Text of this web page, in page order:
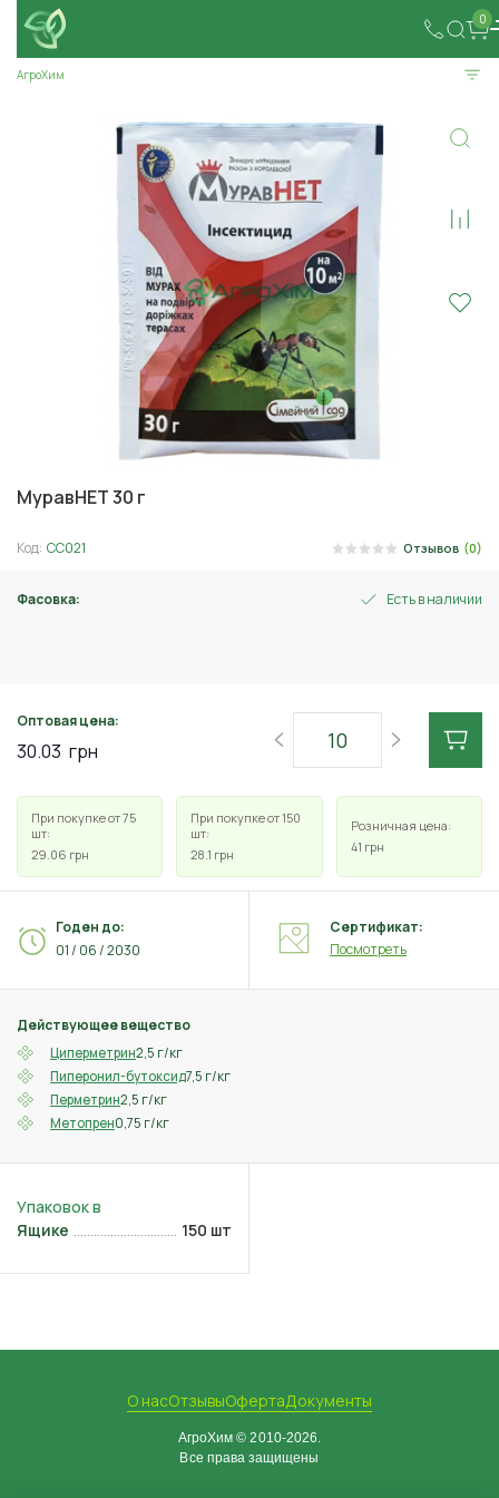
0
АгроХим
МуравНЕТ 30 г
Код: СС021 Отзывов (0)
Фасовка: Есть в наличии
Оптовая цена:
30.03 грн
При покупке от 75
шт:
29.06 грн
При покупке от 150
шт:
28.1 грн
Розничная цена:
41 грн
Действующее вещество
Циперметрин2,5 г/кг
Пиперонил-бутоксид7,5 г/кг
Перметрин2,5 г/кг
Метопрен0,75 г/кг
Годен до:
01 / 06 / 2030
Сертификат:
Посмотреть
Ящике 150 шт
О насОтзывыОфертаДокументы
АгроХим © 2010-2026.
Все права защищены